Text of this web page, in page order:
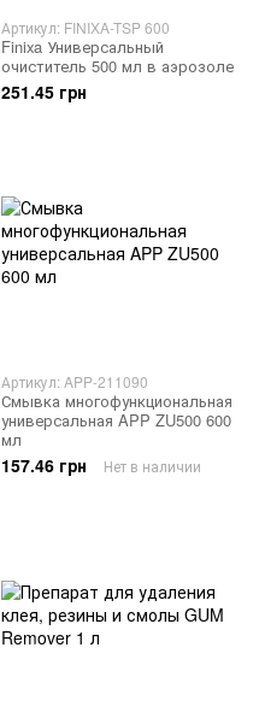
Артикул: FINIXA-TSP 600
Finixa Универсальный
очиститель 500 мл в аэрозоле
251.45 грн
Артикул: APP-211090
Смывка многофункциональная
универсальная APP ZU500 600
мл
157.46 грн Нет в наличии